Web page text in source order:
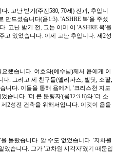
. 고난 받기(주전580, 70세) 전과, 후입니
만드셨습니다(욥1:3). 'ASHRE 복'을 주셨
. 고난 받기 전, 그는 이미 이 'ASHRE 복'을
고 있었습니다. 이제 고난 후입니다. 제2성
했습니다. 여호와(예수님)께서 욥에게 이
. 그리고 세 친구들(엘리파스, 빌닷, 소팔,
니다. 이들을 통해 욥에게, '크리스천 지도
습니다. '더 큰 분량자'(롬12:3-8)와 '더 소
2성전 건축을 위해서입니다. 이것이 욥을
몰랐습니다. 알 수도 없었습니다. '저차원
았습니다. 그가 '고차원 시각자'였기 때문입